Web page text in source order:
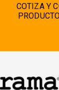
COTIZA Y